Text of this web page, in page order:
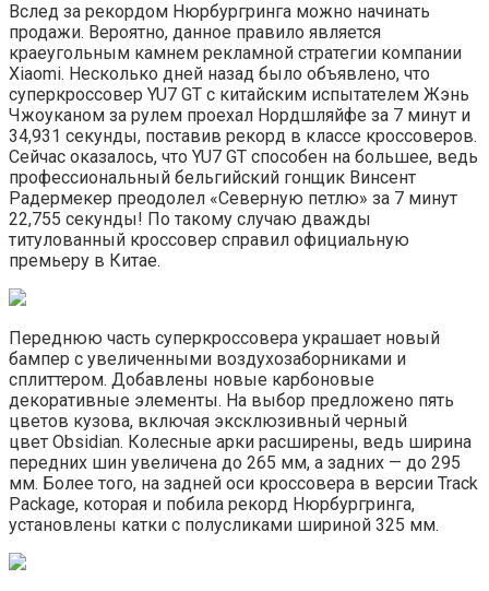
Вслед за рекордом Нюрбургринга можно начинать
продажи. Вероятно, данное правило является
краеугольным камнем рекламной стратегии компании
Xiaomi. Несколько дней назад было объявлено, что
суперкроссовер YU7 GT с китайским испытателем Жэнь
Чжоуканом за рулем проехал Нордшляйфе за 7 минут и
34,931 секунды, поставив рекорд в классе кроссоверов.
Сейчас оказалось, что YU7 GT способен на большее, ведь
профессиональный бельгийский гонщик Винсент
Радермекер преодолел «Северную петлю» за 7 минут
22,755 секунды! По такому случаю дважды
титулованный кроссовер справил официальную
премьеру в Китае.
Переднюю часть суперкроссовера украшает новый
бампер с увеличенными воздухозаборниками и
сплиттером. Добавлены новые карбоновые
декоративные элементы. На выбор предложено пять
цветов кузова, включая эксклюзивный черный
цвет Obsidian. Колесные арки расширены, ведь ширина
передних шин увеличена до 265 мм, а задних — до 295
мм. Более того, на задней оси кроссовера в версии Track
Package, которая и побила рекорд Нюрбургринга,
установлены катки с полусликами шириной 325 мм.